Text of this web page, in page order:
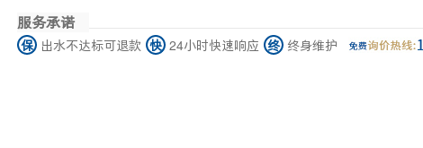
服务承诺
保 出水不达标可退款 快 24小时快速响应 终 终身维护